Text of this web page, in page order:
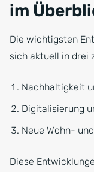
im
Die wichtigsten
sich aktuell in drei
Nachhaltigkeit
Digitalisierung
Neue Wohn-
Diese